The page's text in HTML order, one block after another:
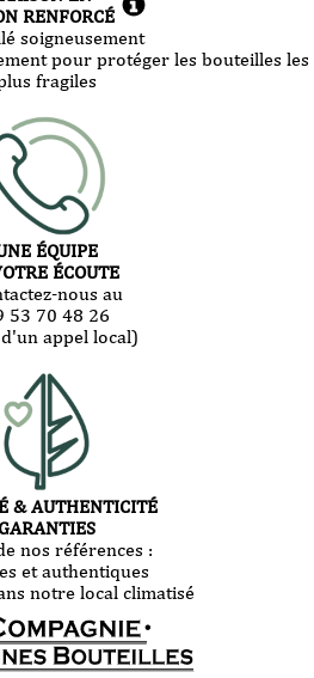
RENFORCÉ
soigneusement
pour protéger les bouteilles les
fragiles
ÉQUIPE
ÉCOUTE
nous au
53 70 48 26
appel local)
& AUTHENTICITÉ
GARANTIES
nos références :
et authentiques
notre local climatisé